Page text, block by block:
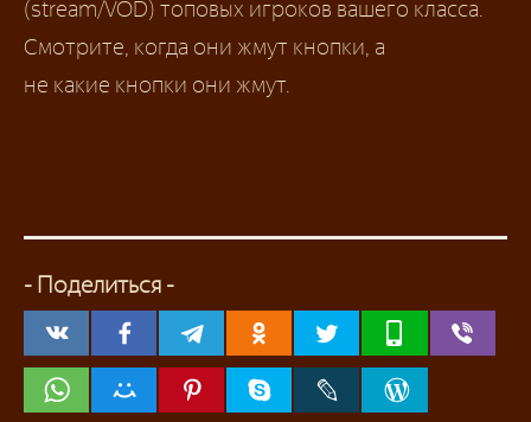
(stream/VOD) топовых игроков вашего класса.
Смотрите, когда они жмут кнопки, а
не какие кнопки они жмут.
- Поделиться -